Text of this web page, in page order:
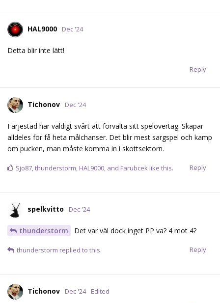
HAL9000 Dec '24
Detta blir inte lätt!
Reply
Tichonov Dec '24
Färjestad har väldigt svårt att förvalta sitt spelövertag. Skapar
alldeles för få heta målchanser. Det blir mest sargspel och kamp
om pucken, man måste komma in i skottsektorn.
Reply
Sjo87,thunderstorm, HAL9000, and Farubcek like this.
spelkvitto Dec '24
thunderstorm Det var väl dock inget PP va? 4 mot 4?
Reply
thunderstorm replied to this.
Tichonov Dec '24 Edited